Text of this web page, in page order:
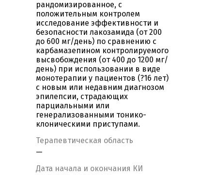
рандомизированное, с
положительным контролем
исследование эффективности и
безопасности лакозамида (от 200
до 600 мг/день) по сравнению с
карбамазепином контролируемого
высвобождения (от 400 до 1200 мг/
день) при использовании в виде
монотерапии у пациентов (?16 лет)
с новым или недавним диагнозом
эпилепсии, страдающих
парциальными или
генерализованными тонико-
клоническими приступами.
Терапевтическая область
—
Дата начала и окончания КИ